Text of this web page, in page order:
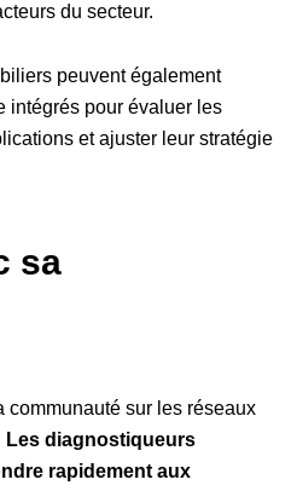
du secteur.
peuvent également
intégrés pour évaluer les
et ajuster leur stratégie
sa
communauté sur les réseaux
Les diagnostiqueurs
rapidement aux